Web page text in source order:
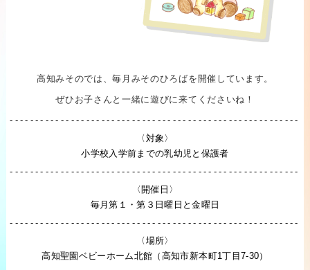
高知みそのでは、毎月みそのひろばを開催しています。
ぜひお子さんと一緒に遊びに来てくださいね！
〈対象〉
小学校入学前までの乳幼児と保護者
〈開催日〉
毎月第１・第３日曜日と金曜日
〈場所〉
高知聖園ベビーホーム北館（高知市新本町1丁目7-30）